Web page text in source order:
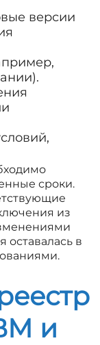
версии
сроки.
из
оставалась в
и